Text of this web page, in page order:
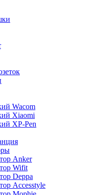
Wacom
Xiaomi
XP-Pen
Anker
Wifit
Deppa
Accesstyle